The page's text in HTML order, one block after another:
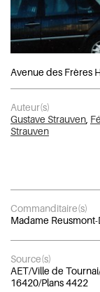
Avenue des Frères
Auteur(s)
Gustave Strauven,
Strauven
Commanditaire(s)
Madame
Source(s)
AET/Ville de
16420/Plans 4422